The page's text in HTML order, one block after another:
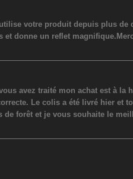
votre produit depuis plus de
donne un reflet
avez traité mon achat est à la
Le colis a été livré hier et
de forêt et je vous souhaite le